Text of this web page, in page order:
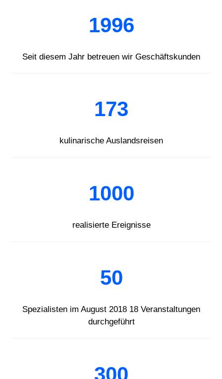
1996
Seit diesem Jahr betreuen wir Geschäftskunden
173
kulinarische Auslandsreisen
1000
realisierte Ereignisse
50
Spezialisten im August 2018 18 Veranstaltungen
durchgeführt
300